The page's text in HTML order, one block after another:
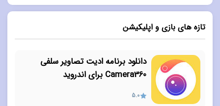
تازه های بازی و اپلیکیشن
دانلود برنامه ادیت تصاویر سلفی
Camera360 برای اندروید
5.0